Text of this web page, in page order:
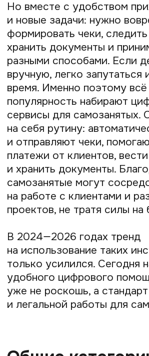
Это, пожалуй, самая важная категория.
Сюда относятся сервисы, которые
помогают самозанятым принимать
оплату от клиентов и вовремя платить
налог. Базовый инструмент здесь —
официальное мобильное приложение
«Мой налог» от ФНС. Однако для
бизнеса, работающего с десятками
исполнителей, и для самозанятых,
желающих предоставить клиентам
больше способов оплаты, требуются
более продвинутые решения. Это
и банковские продукты,
и специализированные платежные
модули. Основная их задача —
автоматизировать платеж
и формирование чека, чтобы доход
учитывался корректно.
Основные требования ФНС
по автоматизации платежей:
в электронном виде
Интеграция с онлайн-кассами
по 54-ФЗ
Соответствие стандартам
безопасности
Prodamus— платёжный модуль с 16
способами оплаты, включая карты, СБП
и Яндекс Сплит. Работает без онлайн-